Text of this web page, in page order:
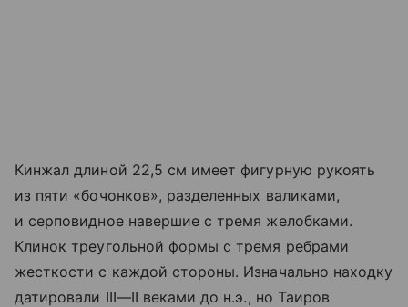
Кинжал длиной 22,5 см имеет фигурную рукоять
из пяти «бочонков», разделенных валиками,
и серповидное навершие с тремя желобками.
Клинок треугольной формы с тремя ребрами
жесткости с каждой стороны. Изначально находку
датировали III—II веками до н.э., но Таиров